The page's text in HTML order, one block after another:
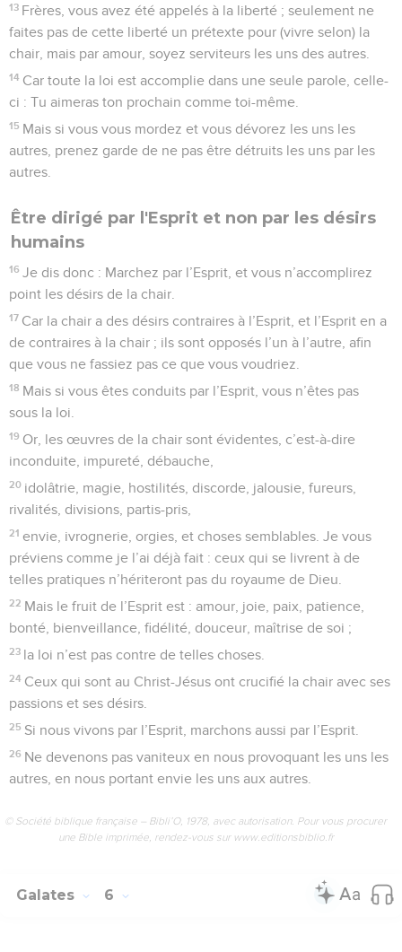
13 Frères, vous avez été appelés à la liberté ; seulement ne
faites pas de cette liberté un prétexte pour (vivre selon) la
chair, mais par amour, soyez serviteurs les uns des autres.
14 Car toute la loi est accomplie dans une seule parole, celle-
ci : Tu aimeras ton prochain comme toi-même.
15 Mais si vous vous mordez et vous dévorez les uns les
autres, prenez garde de ne pas être détruits les uns par les
autres.
Être dirigé par l'Esprit et non par les désirs
humains
16 Je dis donc : Marchez par l’Esprit, et vous n’accomplirez
point les désirs de la chair.
17 Car la chair a des désirs contraires à l’Esprit, et l’Esprit en a
de contraires à la chair ; ils sont opposés l’un à l’autre, afin
que vous ne fassiez pas ce que vous voudriez.
18 Mais si vous êtes conduits par l’Esprit, vous n’êtes pas
sous la loi.
19 Or, les œuvres de la chair sont évidentes, c’est-à-dire
inconduite, impureté, débauche,
20 idolâtrie, magie, hostilités, discorde, jalousie, fureurs,
rivalités, divisions, partis-pris,
21 envie, ivrognerie, orgies, et choses semblables. Je vous
préviens comme je l’ai déjà fait : ceux qui se livrent à de
telles pratiques n’hériteront pas du royaume de Dieu.
22 Mais le fruit de l’Esprit est : amour, joie, paix, patience,
bonté, bienveillance, fidélité, douceur, maîtrise de soi ;
23 la loi n’est pas contre de telles choses.
24 Ceux qui sont au Christ-Jésus ont crucifié la chair avec ses
passions et ses désirs.
25 Si nous vivons par l’Esprit, marchons aussi par l’Esprit.
26 Ne devenons pas vaniteux en nous provoquant les uns les
autres, en nous portant envie les uns aux autres.
© Société biblique française – Bibli’O, 1978, avec autorisation. Pour vous procurer
une Bible imprimée, rendez-vous sur www.editionsbiblio.fr
Galates 6